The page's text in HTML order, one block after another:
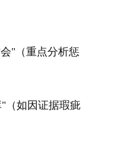
"（重点分析惩
（如因证据瑕疵